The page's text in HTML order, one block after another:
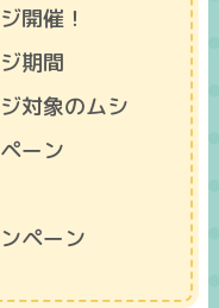
開催！
期間
対象のムシ
ーン
ペーン